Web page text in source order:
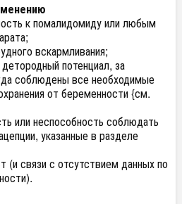
к помалидомиду или любым
вскармливания;
потенциал, за
соблюдены все необходимые
от беременности {см.
или неспособность соблюдать
указанные в разделе
(и связи с отсутствием данных по